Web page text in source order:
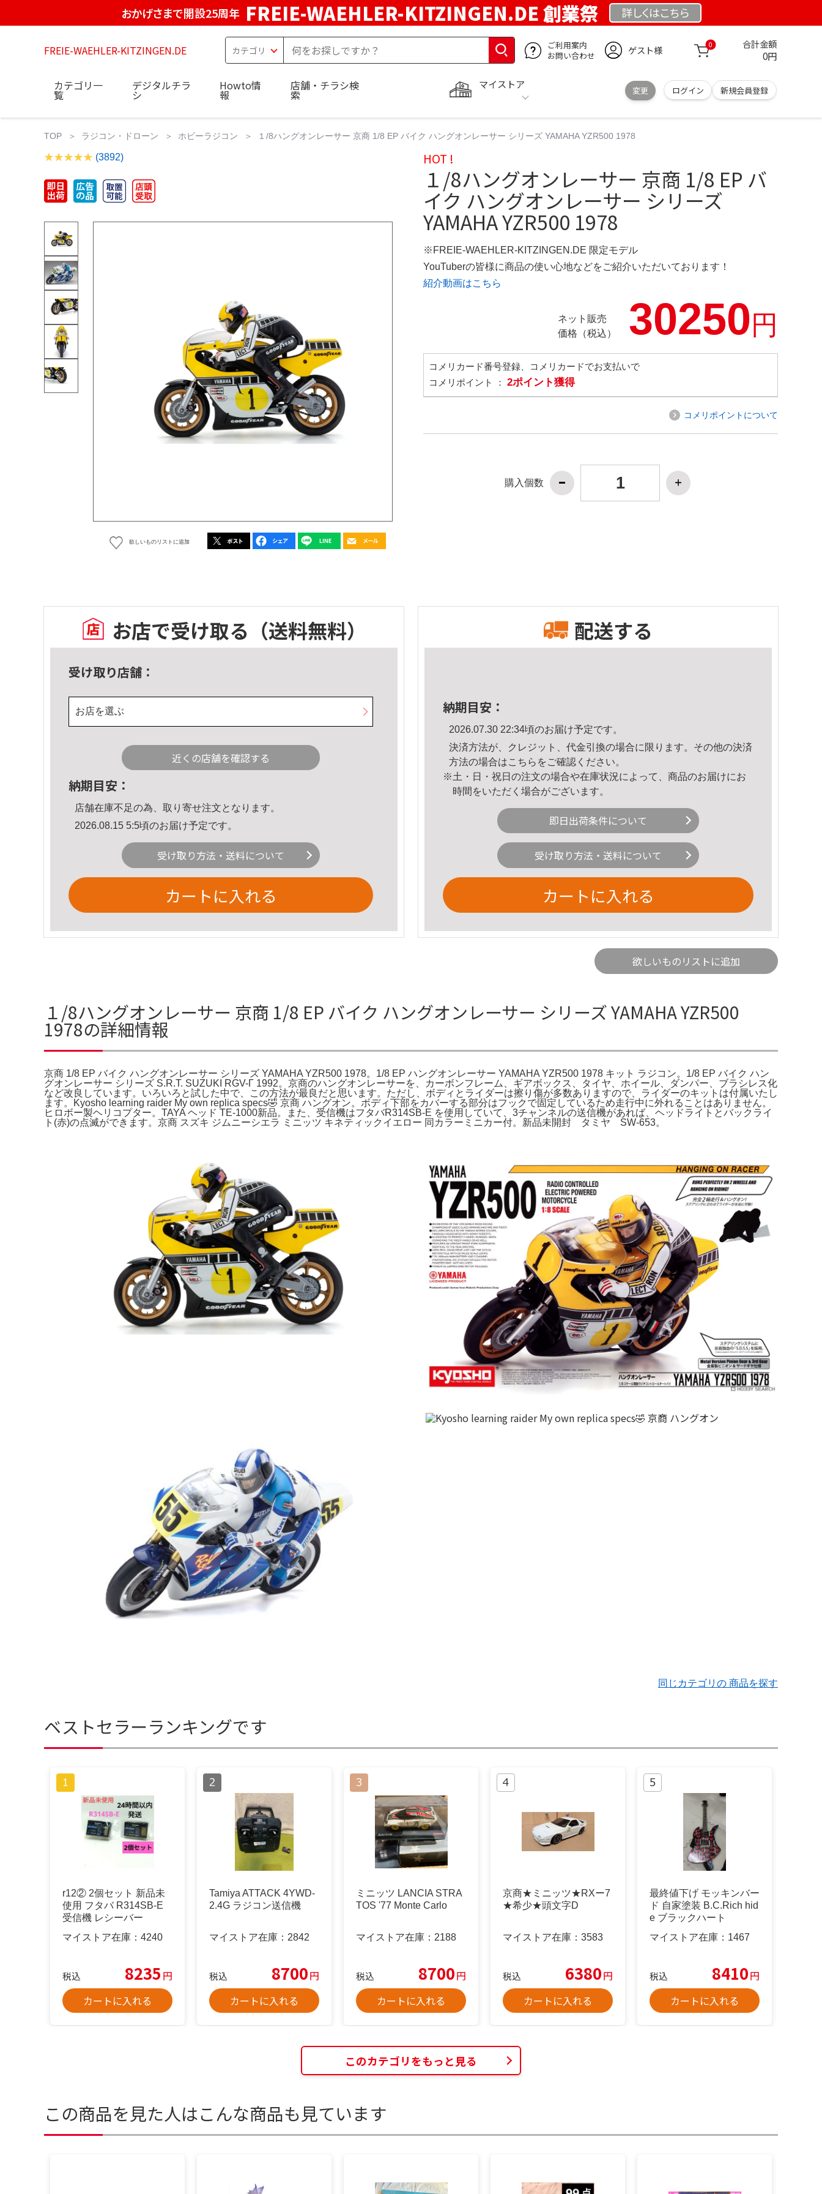
おかげさまで開設25周年 FREIE-WAEHLER-KITZINGEN.DE 創業祭 詳しくはこちら
FREIE-WAEHLER-KITZINGEN.DE
ご利用案内
お問い合わせ
ゲスト様 0 合計金額
0円
マイストア
変更 ログイン 新規会員登録
カテゴリ一
覧
デジタルチラ
シ
Howto情
報
店舗・チラシ検
索
TOP ラジコン・ドローン ホビーラジコン １/8ハングオンレーサー 京商 1/8 EP バイク ハングオンレーサー シリーズ YAMAHA YZR500 1978
(3892)
欲しいものリストに追加
HOT !
１/8ハングオンレーサー 京商 1/8 EP バ
イク ハングオンレーサー シリーズ
YAMAHA YZR500 1978
※FREIE-WAEHLER-KITZINGEN.DE 限定モデル
YouTuberの皆様に商品の使い心地などをご紹介いただいております！
紹介動画はこちら
ネット販売
価格（税込）
30250円
コメリカード番号登録、コメリカードでお支払いで
コメリポイント ： 2ポイント獲得
コメリポイントについて
購入個数
お店で受け取る （送料無料）
受け取り店舗：
お店を選ぶ
近くの店舗を確認する
納期目安：
店舗在庫不足の為、取り寄せ注文となります。
2026.08.15 5:5頃のお届け予定です。
受け取り方法・送料について
カートに入れる
配送する
納期目安：
2026.07.30 22:34頃のお届け予定です。
決済方法が、クレジット、代金引換の場合に限ります。その他の決済
方法の場合はこちら をご確認ください。
※土・日・祝日の注文の場合や在庫状況によって、商品のお届けにお
時間をいただく場合がございます。
即日出荷条件について
受け取り方法・送料について
カートに入れる
欲しいものリストに追加
１/8ハングオンレーサー 京商 1/8 EP バイク ハングオンレーサー シリーズ YAMAHA YZR500
1978の詳細情報
京商 1/8 EP バイク ハングオンレーサー シリーズ YAMAHA YZR500 1978。1/8 EP ハングオンレーサー YAMAHA YZR500 1978 キット ラジコン。1/8 EP バイク ハン
グオンレーサー シリーズ S.R.T. SUZUKI RGV-Γ 1992。京商のハングオンレーサーを、カーボンフレーム、ギアボックス、タイヤ、ホイール、ダンパー、ブラシレス化
など改良しています。いろいろと試した中で、この方法が最良だと思います。ただし、ボディとライダーは擦り傷が多数ありますので、ライダーのキットは付属いたし
ます。Kyosho learning raider My own replica specs🤣 京商 ハングオン。ボディ下部をカバーする部分はフックで固定しているため走行中に外れることはありません。
ヒロボー製ヘリコプター。TAYA ヘッド TE-1000新品。また、受信機はフタバR314SB-E を使用していて、3チャンネルの送信機があれば、ヘッドライトとバックライ
ト(赤)の点滅ができます。京商 スズキ ジムニーシエラ ミニッツ キネティックイエロー 同カラーミニカー付。新品未開封 タミヤ SW-653。
同じカテゴリの 商品を探す
ベストセラーランキングです
r12② 2個セット 新品未
使用 フタバ R314SB-E
受信機 レシーバー
マイストア在庫： 4240
税込 8235 円
カートに入れる
Tamiya ATTACK 4YWD-
2.4G ラジコン送信機
マイストア在庫： 2842
税込 8700円
カートに入れる
ミニッツ LANCIA STRA
TOS '77 Monte Carlo
マイストア在庫： 2188
税込 8700円
カートに入れる
京商★ミニッツ★RXー7
★希少★頭文字D
マイストア在庫： 3583
税込 6380円
カートに入れる
最終値下げ モッキンバー
ド 自家塗装 B.C.Rich hid
e ブラックハート
マイストア在庫： 1467
税込 8410円
カートに入れる
このカテゴリをもっと見る
この商品を見た人はこんな商品も見ています